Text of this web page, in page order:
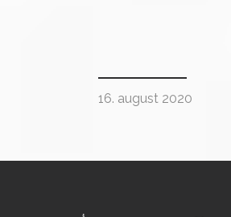
16. august 2020